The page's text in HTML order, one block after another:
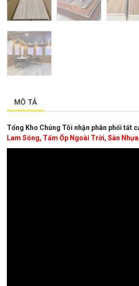
MÔ TẢ
Tổng Kho Chúng Tôi nhận phân phối tất
Lam Sóng, Tấm Ốp Ngoài Trời, Sàn